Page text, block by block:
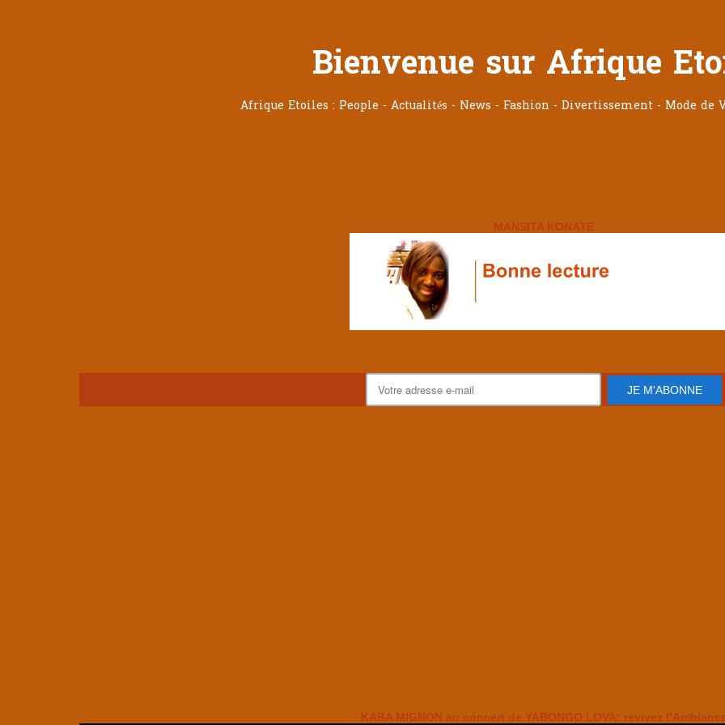
Bienvenue sur Afrique
Afrique Etoiles : People - Actualités - News - Fashion - Divertissement - Mode de
MANSITA KONATE
JE M'ABONNE
KABA MIGNON au concert de YABONGO LOVA: revivez